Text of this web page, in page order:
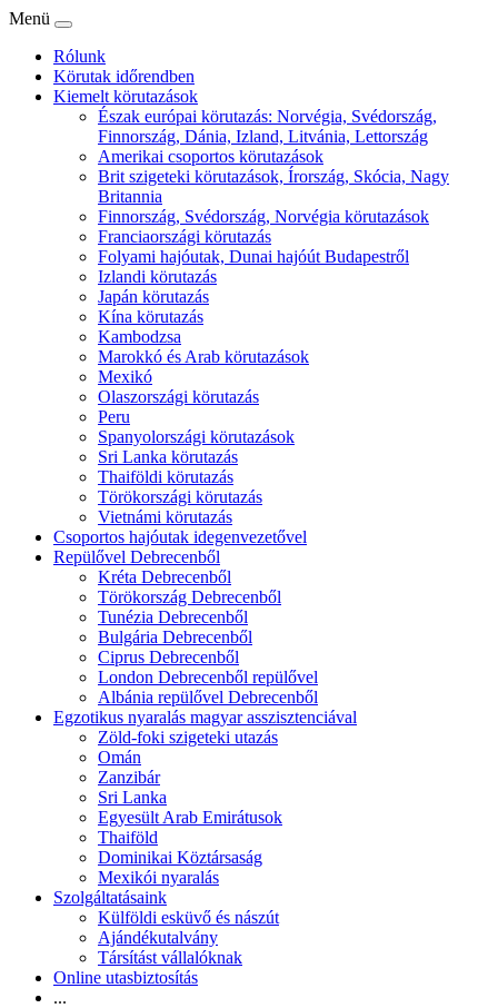
Menü
Rólunk
Körutak időrendben
Kiemelt körutazások
Észak európai körutazás: Norvégia, Svédország,
Finnország, Dánia, Izland, Litvánia, Lettország
Amerikai csoportos körutazások
Brit szigeteki körutazások, Írország, Skócia, Nagy
Britannia
Finnország, Svédország, Norvégia körutazások
Franciaországi körutazás
Folyami hajóutak, Dunai hajóút Budapestről
Izlandi körutazás
Japán körutazás
Kína körutazás
Kambodzsa
Marokkó és Arab körutazások
Mexikó
Olaszországi körutazás
Peru
Spanyolországi körutazások
Sri Lanka körutazás
Thaiföldi körutazás
Törökországi körutazás
Vietnámi körutazás
Csoportos hajóutak idegenvezetővel
Repülővel Debrecenből
Kréta Debrecenből
Törökország Debrecenből
Tunézia Debrecenből
Bulgária Debrecenből
Ciprus Debrecenből
London Debrecenből repülővel
Albánia repülővel Debrecenből
Egzotikus nyaralás magyar asszisztenciával
Zöld-foki szigeteki utazás
Omán
Zanzibár
Sri Lanka
Egyesült Arab Emirátusok
Thaiföld
Dominikai Köztársaság
Mexikói nyaralás
Szolgáltatásaink
Külföldi esküvő és nászút
Ajándékutalvány
Társítást vállalóknak
Online utasbiztosítás
...